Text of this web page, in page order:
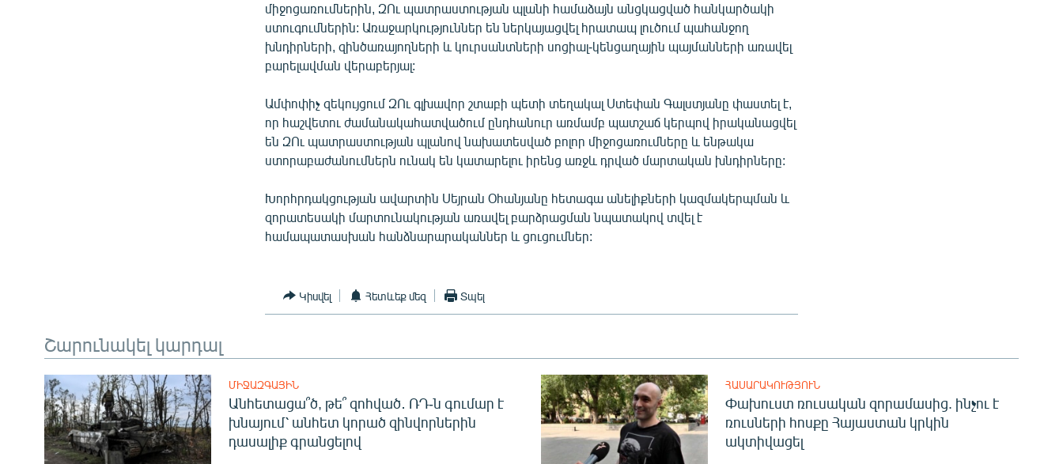
միջոցառումներին, ԶՈւ պատրաստության պլանի համաձայն անցկացված հանկարծակի
ստուգումներին: Առաջարկություններ են ներկայացվել հրատապ լուծում պահանջող
խնդիրների, զինծառայողների և կուրսանտների սոցիալ-կենցաղային պայմանների առավել
բարելավման վերաբերյալ:
Ամփոփիչ զեկույցում ԶՈւ գլխավոր շտաբի պետի տեղակալ Ստեփան Գալստյանը փաստել է,
որ հաշվետու ժամանակահատվածում ընդհանուր առմամբ պատշաճ կերպով իրականացվել
են ԶՈւ պատրաստության պլանով նախատեսված բոլոր միջոցառումները և ենթակա
ստորաբաժանումներն ունակ են կատարելու իրենց առջև դրված մարտական խնդիրները:
Խորհրդակցության ավարտին Սեյրան Օհանյանը հետագա անելիքների կազմակերպման և
զորատեսակի մարտունակության առավել բարձրացման նպատակով տվել է
համապատասխան հանձնարարականներ և ցուցումներ:
Կիսվել Հետևեք մեզ Տպել
Շարունակել կարդալ
ՄԻՋԱԶԳԱՅԻՆ
Անհետացա՞ծ, թե՞ զոհված․ ՌԴ-ն գումար է
խնայում՝ անհետ կորած զինվորներին
դասալիք գրանցելով
ՀԱՍԱՐԱԿՈՒԹՅՈՒՆ
Փախուստ ռուսական զորամասից. ինչու է
ռուսների հոսքը Հայաստան կրկին
ակտիվացել